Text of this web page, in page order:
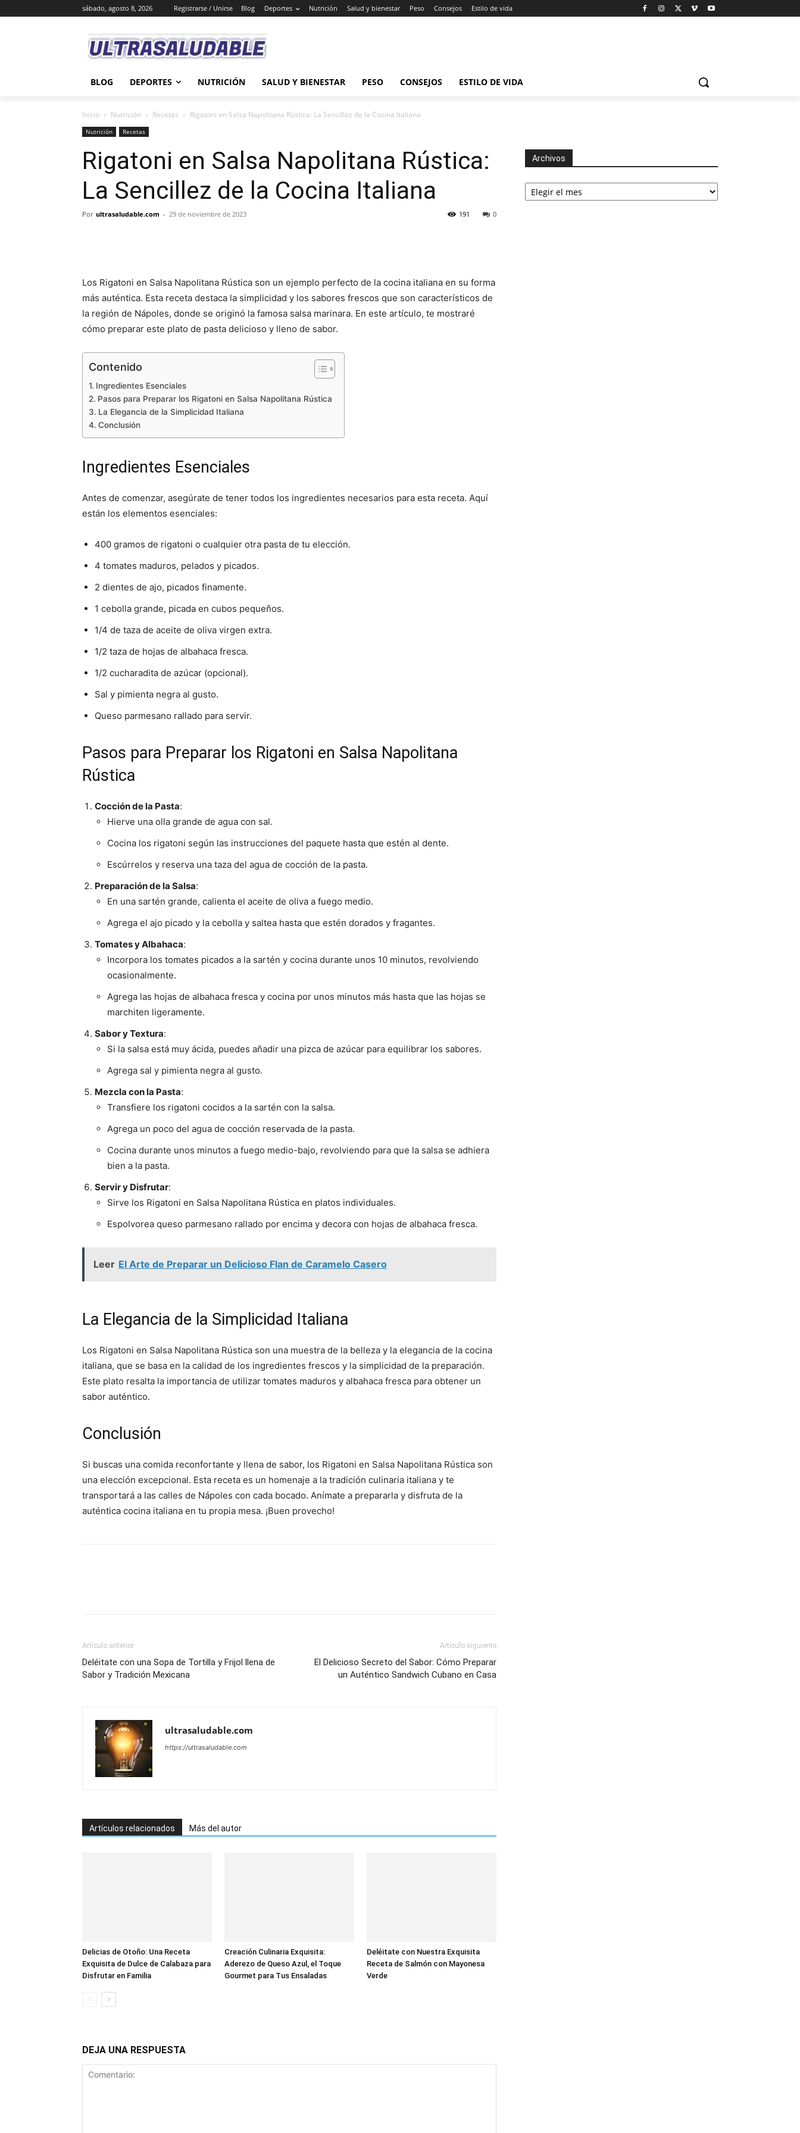
sábado, agosto 8, 2026 Registrarse / Unirse Blog Deportes Nutrición Salud y bienestar Peso Consejos Estilo de vida
BLOG DEPORTES NUTRICIÓN SALUD Y BIENESTAR PESO CONSEJOS ESTILO DE VIDA
Inicio Nutrición Recetas Rigatoni en Salsa Napolitana Rústica: La Sencillez de la Cocina Italiana
Nutrición Recetas
Rigatoni en Salsa Napolitana Rústica:
La Sencillez de la Cocina Italiana
Por ultrasaludable.com - 29 de noviembre de 2023 0
191
Los Rigatoni en Salsa Napolitana Rústica son un ejemplo perfecto de la cocina italiana en su forma
más auténtica. Esta receta destaca la simplicidad y los sabores frescos que son característicos de
la región de Nápoles, donde se originó la famosa salsa marinara. En este artículo, te mostraré
cómo preparar este plato de pasta delicioso y lleno de sabor.
Contenido
Ingredientes Esenciales
Pasos para Preparar los Rigatoni en Salsa Napolitana Rústica
La Elegancia de la Simplicidad Italiana
Conclusión
Ingredientes Esenciales
Antes de comenzar, asegúrate de tener todos los ingredientes necesarios para esta receta. Aquí
están los elementos esenciales:
400 gramos de rigatoni o cualquier otra pasta de tu elección.
4 tomates maduros, pelados y picados.
2 dientes de ajo, picados finamente.
1 cebolla grande, picada en cubos pequeños.
1/4 de taza de aceite de oliva virgen extra.
1/2 taza de hojas de albahaca fresca.
1/2 cucharadita de azúcar (opcional).
Sal y pimienta negra al gusto.
Queso parmesano rallado para servir.
Pasos para Preparar los Rigatoni en Salsa Napolitana
Rústica
Cocción de la Pasta:
Hierve una olla grande de agua con sal.
Cocina los rigatoni según las instrucciones del paquete hasta que estén al dente.
Escúrrelos y reserva una taza del agua de cocción de la pasta.
Preparación de la Salsa:
En una sartén grande, calienta el aceite de oliva a fuego medio.
Agrega el ajo picado y la cebolla y saltea hasta que estén dorados y fragantes.
Tomates y Albahaca:
Incorpora los tomates picados a la sartén y cocina durante unos 10 minutos, revolviendo
ocasionalmente.
Agrega las hojas de albahaca fresca y cocina por unos minutos más hasta que las hojas se
marchiten ligeramente.
Sabor y Textura:
Si la salsa está muy ácida, puedes añadir una pizca de azúcar para equilibrar los sabores.
Agrega sal y pimienta negra al gusto.
Mezcla con la Pasta:
Transfiere los rigatoni cocidos a la sartén con la salsa.
Agrega un poco del agua de cocción reservada de la pasta.
Cocina durante unos minutos a fuego medio-bajo, revolviendo para que la salsa se adhiera
bien a la pasta.
Servir y Disfrutar:
Sirve los Rigatoni en Salsa Napolitana Rústica en platos individuales.
Espolvorea queso parmesano rallado por encima y decora con hojas de albahaca fresca.
Leer El Arte de Preparar un Delicioso Flan de Caramelo Casero
La Elegancia de la Simplicidad Italiana
Los Rigatoni en Salsa Napolitana Rústica son una muestra de la belleza y la elegancia de la cocina
italiana, que se basa en la calidad de los ingredientes frescos y la simplicidad de la preparación.
Este plato resalta la importancia de utilizar tomates maduros y albahaca fresca para obtener un
sabor auténtico.
Conclusión
Si buscas una comida reconfortante y llena de sabor, los Rigatoni en Salsa Napolitana Rústica son
una elección excepcional. Esta receta es un homenaje a la tradición culinaria italiana y te
transportará a las calles de Nápoles con cada bocado. Anímate a prepararla y disfruta de la
auténtica cocina italiana en tu propia mesa. ¡Buen provecho!
Artículo anterior
Deléitate con una Sopa de Tortilla y Frijol llena de
Sabor y Tradición Mexicana
Artículo siguiente
El Delicioso Secreto del Sabor: Cómo Preparar
un Auténtico Sandwich Cubano en Casa
ultrasaludable.com
https://ultrasaludable.com
Artículos relacionados Más del autor
Delicias de Otoño: Una Receta
Exquisita de Dulce de Calabaza para
Disfrutar en Familia
Creación Culinaria Exquisita:
Aderezo de Queso Azul, el Toque
Gourmet para Tus Ensaladas
Deléitate con Nuestra Exquisita
Receta de Salmón con Mayonesa
Verde
DEJA UNA RESPUESTA
Archivos
Archivos